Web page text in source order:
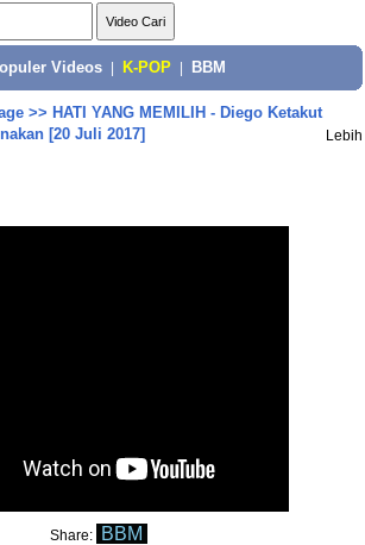
Videos K-POP BBM
>> HATI YANG MEMILIH - Diego Ketakut
[20 Juli 2017]
Lebih
Share: BBM